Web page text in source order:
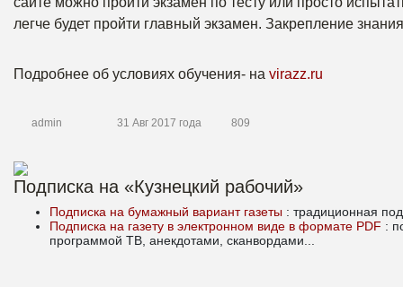
легче будет пройти главный экзамен. Закрепление
Подробнее об условиях обучения- на virazz.ru
admin 31 Авг 2017 года 809
Подписка на «Кузнецкий рабочий»
Подписка на бумажный вариант газеты : традиционная
Подписка на газету в электронном виде в формате PDF :
программой ТВ, анекдотами, сканвордами...